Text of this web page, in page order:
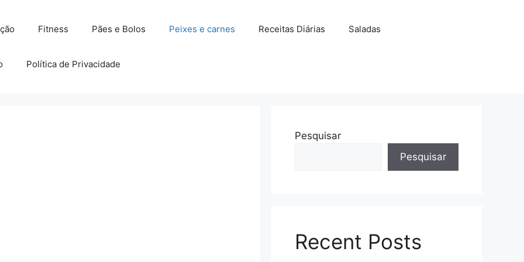
Fitness Pães e Bolos Peixes e carnes Receitas Diárias Saladas
Política de Privacidade
Pesquisar
Pesquisar
Recent Posts